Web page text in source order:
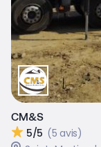
CM&S
5/5 (5 avis)